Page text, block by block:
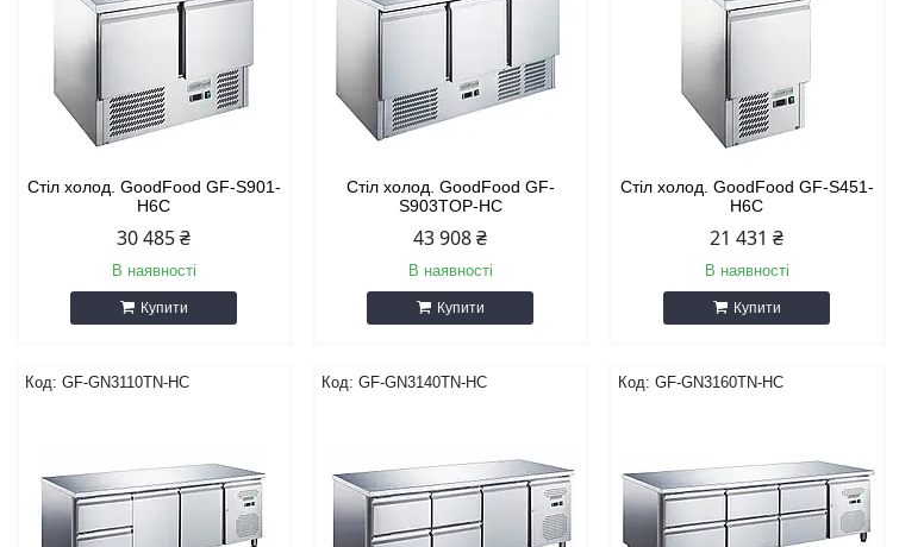
Стіл холод. GoodFood GF-S901-
H6C
30 485 ₴
В наявності
Купити
Стіл холод. GoodFood GF-
S903TOP-HC
43 908 ₴
В наявності
Купити
Стіл холод. GoodFood GF-S451-
H6C
21 431 ₴
В наявності
Купити
GF-GN3110TN-HC GF-GN3140TN-HC GF-GN3160TN-HC